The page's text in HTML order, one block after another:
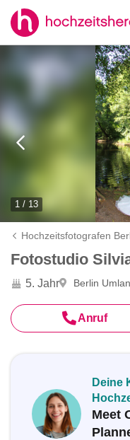
1 / 13
Hochzeitsfotografen
Fotostudio
5. Jahr Berlin
Anruf
Deine
Meet